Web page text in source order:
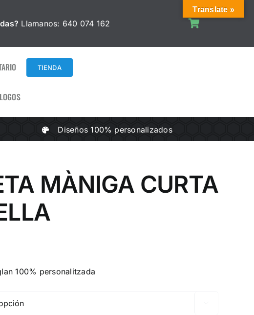
Llamanos: 640 074 162
TIENDA
Diseños 100% personalizados
MÀNIGA CURTA
100% personalitzada
Translate »